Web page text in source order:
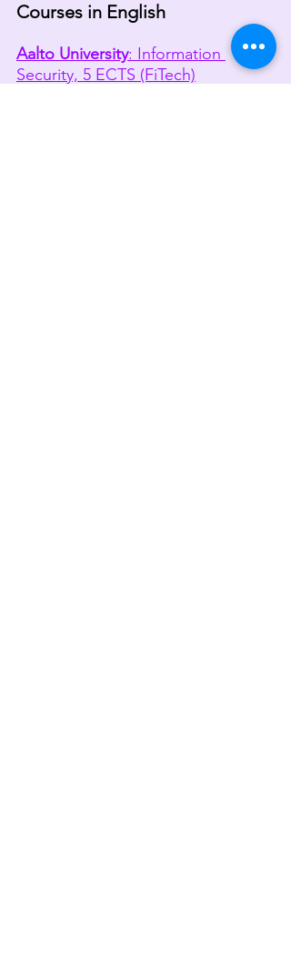
Courses in English
Aalto University: Information
Security, 5 ECTS (FiTech)